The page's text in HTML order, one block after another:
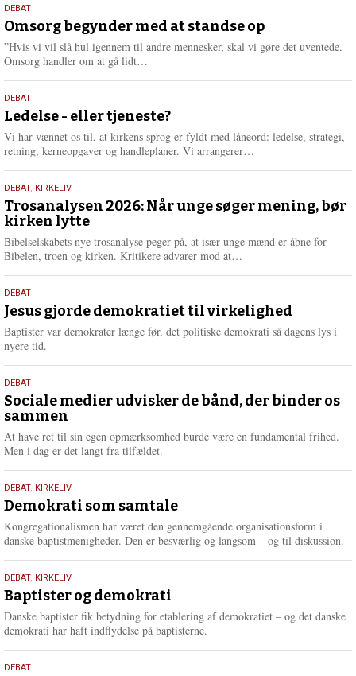
e
r
e
9.
juli
2026
DEBAT
Omsorg begynder med at standse op
”Hvis vi vil slå hul igennem til andre mennesker, skal vi gøre det uventede.
Omsorg handler om at gå lidt…
e
r
e
10.
juni
2026
DEBAT
Ledelse - eller tjeneste?
Vi har vænnet os til, at kirkens sprog er fyldt med låneord: ledelse, strategi,
retning, kerneopgaver og handleplaner. Vi arrangerer…
e
2.
juni
2026
DEBAT, KIRKELIV
Trosanalysen 2026: Når unge søger mening, bør
kirken lytte
Bibelselskabets nye trosanalyse peger på, at især unge mænd er åbne for
Bibelen, troen og kirken. Kritikere advarer mod at…
e
r
18.
maj
2026
DEBAT
Jesus gjorde demokratiet til virkelighed
Baptister var demokrater længe før, det politiske demokrati så dagens lys i
nyere tid.
18.
maj
2026
DEBAT
Sociale medier udvisker de bånd, der binder os
sammen
At have ret til sin egen opmærksomhed burde være en fundamental frihed.
Men i dag er det langt fra tilfældet.
18.
maj
2026
DEBAT, KIRKELIV
Demokrati som samtale
Kongregationalismen har været den gennemgående organisationsform i
danske baptistmenigheder. Den er besværlig og langsom – og til diskussion.
18.
maj
2026
DEBAT, KIRKELIV
Baptister og demokrati
Danske baptister fik betydning for etablering af demokratiet – og det danske
demokrati har haft indflydelse på baptisterne.
18.
DEBAT